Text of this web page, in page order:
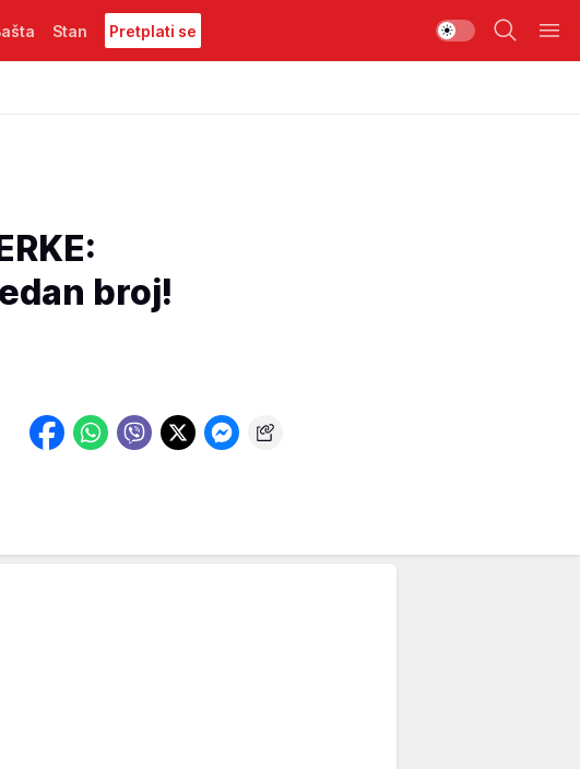
Stan Pretplati se
broj!